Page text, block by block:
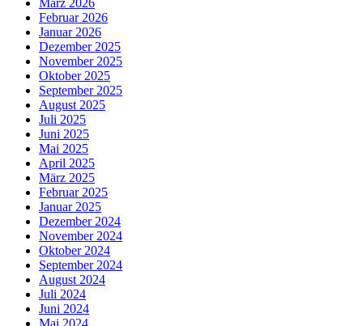
Februar 2026
Januar 2026
Dezember 2025
November 2025
Oktober 2025
September 2025
August 2025
Juli 2025
Juni 2025
Mai 2025
April 2025
März 2025
Februar 2025
Januar 2025
Dezember 2024
November 2024
Oktober 2024
September 2024
August 2024
Juli 2024
Juni 2024
Mai 2024